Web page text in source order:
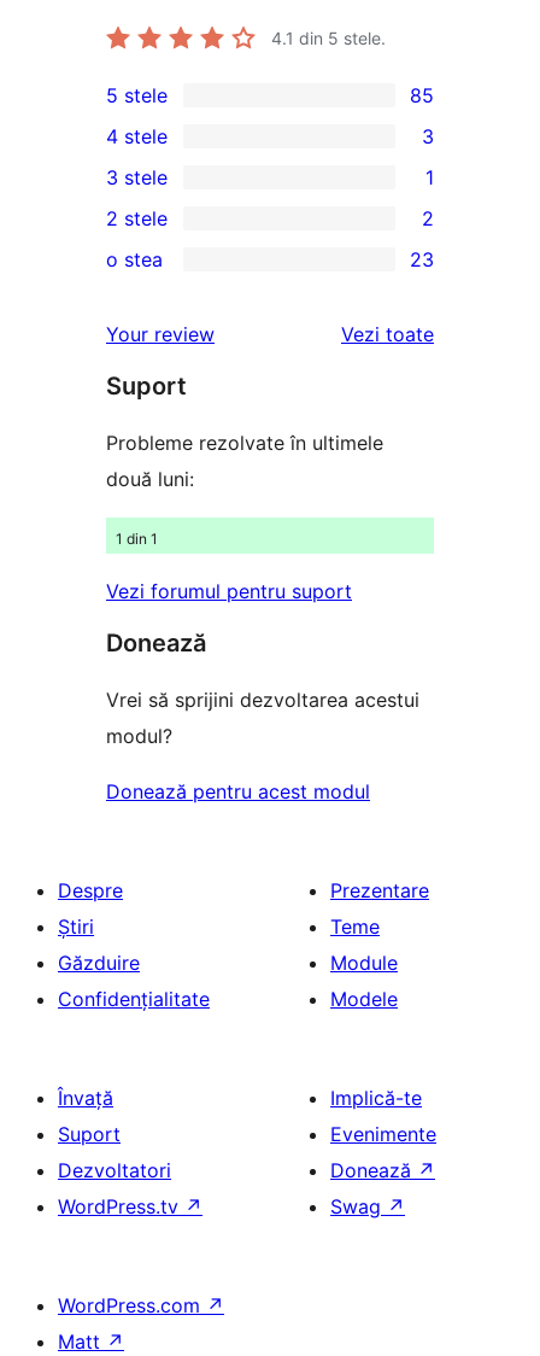
4.1 din 5 stele.
85
5
–
de
recenzii
5 stele 85
4
–
recenzii
4 stele 3
1
3
–
(stele)
3 stele 1
2
recenzii
(stele)
2 stele 2
23
–
de
(stele)
o stea 23
Your review Vezi toaterecenziile
Suport
Probleme rezolvate în ultimele
două luni:
1 din 1
Vezi forumul pentru suport
Donează
Vrei să sprijini dezvoltarea acestui
modul?
Donează pentru acest modul
Despre
Știri
Găzduire
Confidențialitate
Prezentare
Teme
Module
Modele
Învață
Suport
Dezvoltatori
WordPress.tv ↗
Implică-te
Evenimente
Donează ↗
Swag ↗
WordPress.com ↗
Matt ↗